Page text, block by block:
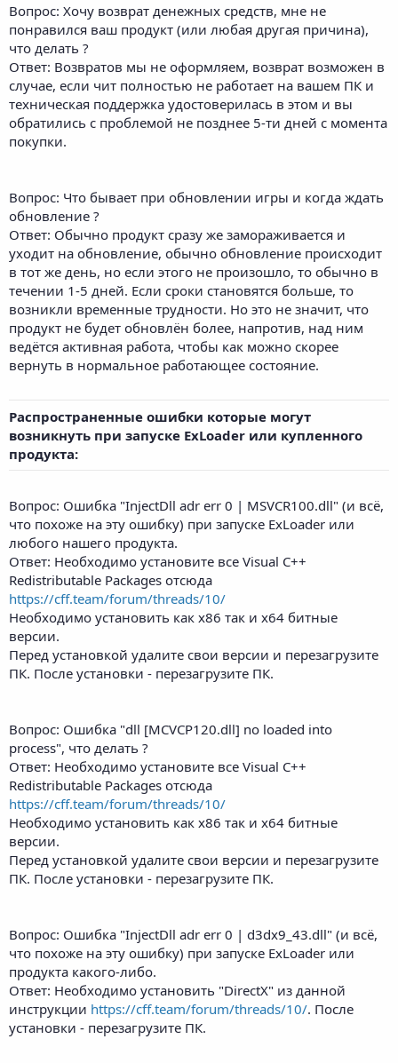
Вопрос: Хочу возврат денежных средств, мне не
понравился ваш продукт (или любая другая причина),
что делать ?
Ответ: Возвратов мы не оформляем, возврат возможен в
случае, если чит полностью не работает на вашем ПК и
техническая поддержка удостоверилась в этом и вы
обратились с проблемой не позднее 5-ти дней с момента
покупки.
Вопрос: Что бывает при обновлении игры и когда ждать
обновление ?
Ответ: Обычно продукт сразу же замораживается и
уходит на обновление, обычно обновление происходит
в тот же день, но если этого не произошло, то обычно в
течении 1-5 дней. Если сроки становятся больше, то
возникли временные трудности. Но это не значит, что
продукт не будет обновлён более, напротив, над ним
ведётся активная работа, чтобы как можно скорее
вернуть в нормальное работающее состояние.
Распространенные ошибки которые могут
возникнуть при запуске ExLoader или купленного
продукта:
Вопрос: Ошибка "InjectDll adr err 0 | MSVCR100.dll" (и всё,
что похоже на эту ошибку) при запуске ExLoader или
любого нашего продукта.
Ответ: Необходимо установите все Visual C++
Redistributable Packages отсюда
https://cff.team/forum/threads/10/
Необходимо установить как x86 так и x64 битные
версии.
Перед установкой удалите свои версии и перезагрузите
ПК. После установки - перезагрузите ПК.
Вопрос: Ошибка "dll [MCVCP120.dll] no loaded into
process", что делать ?
Ответ: Необходимо установите все Visual C++
Redistributable Packages отсюда
https://cff.team/forum/threads/10/
Необходимо установить как x86 так и x64 битные
версии.
Перед установкой удалите свои версии и перезагрузите
ПК. После установки - перезагрузите ПК.
Вопрос: Ошибка "InjectDll adr err 0 | d3dx9_43.dll" (и всё,
что похоже на эту ошибку) при запуске ExLoader или
продукта какого-либо.
Ответ: Необходимо установить "DirectX" из данной
инструкции https://cff.team/forum/threads/10/. После
установки - перезагрузите ПК.